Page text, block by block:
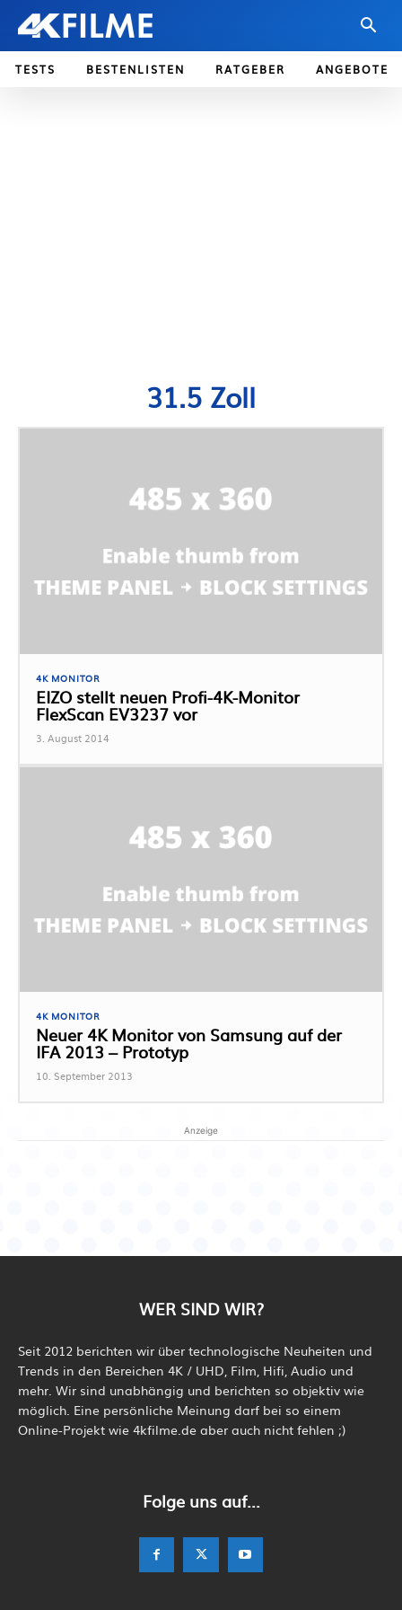
TESTS BESTENLISTEN RATGEBER ANGEBOTE
31.5 Zoll
4K MONITOR
EIZO stellt neuen Profi-4K-Monitor
FlexScan EV3237 vor
3. August 2014
4K MONITOR
Neuer 4K Monitor von Samsung auf der
IFA 2013 – Prototyp
10. September 2013
Anzeige
WER SIND WIR?
Seit 2012 berichten wir über technologische Neuheiten und
Trends in den Bereichen 4K / UHD, Film, Hifi, Audio und
mehr. Wir sind unabhängig und berichten so objektiv wie
möglich. Eine persönliche Meinung darf bei so einem
Online-Projekt wie 4kfilme.de aber auch nicht fehlen ;)
Folge uns auf...